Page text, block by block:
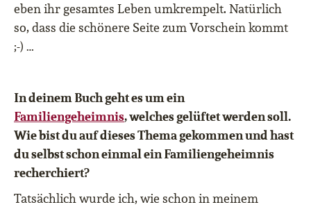
eben ihr gesamtes Leben umkrempelt. Natürlich
so, dass die schönere Seite zum Vorschein kommt
;-) …
In deinem Buch geht es um ein
Familiengeheimnis, welches gelüftet werden soll.
Wie bist du auf dieses Thema gekommen und hast
du selbst schon einmal ein Familiengeheimnis
recherchiert?
Tatsächlich wurde ich, wie schon in meinem